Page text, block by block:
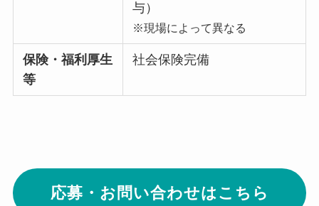
与）
※現場によって異なる
保険・福利厚生
等
社会保険完備
応募・お問い合わせはこちら